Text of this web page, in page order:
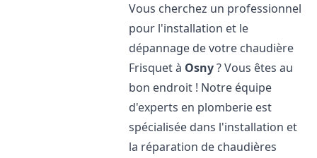
Vous cherchez un professionnel
pour l'installation et le
dépannage de votre chaudière
Frisquet à Osny? Vous êtes au
bon endroit ! Notre équipe
d'experts en plomberie est
spécialisée dans l'installation et
la réparation de chaudières